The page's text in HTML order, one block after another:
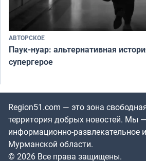
АВТОРСКОЕ
Паук-нуар: альтернативная
супергерое
Region51.com — это зона
территория добрых новостей. Мы
информационно-развлекательное
Мурманской области.
© 2026 Все права защищены.